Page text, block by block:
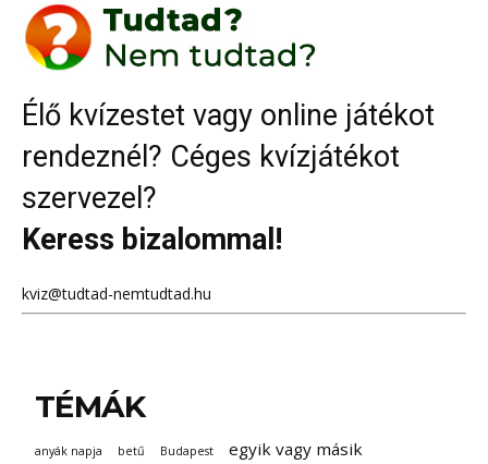
Élő kvízestet vagy online játékot
rendeznél? Céges kvízjátékot
szervezel?
Keress bizalommal!
kviz@tudtad-nemtudtad.hu
TÉMÁK
anyák napja betű Budapest egyik vagy másik